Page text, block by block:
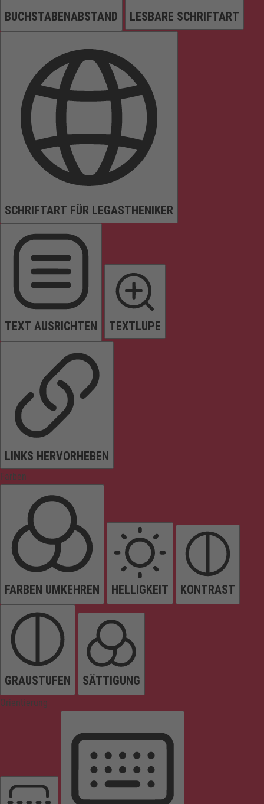
BUCHSTABENABSTAND LESBARE SCHRIFTART
SCHRIFTART FÜR LEGASTHENIKER
TEXT AUSRICHTEN TEXTLUPE
LINKS HERVORHEBEN
Farben
FARBEN UMKEHREN HELLIGKEIT KONTRAST
GRAUSTUFEN SÄTTIGUNG
Orientierung